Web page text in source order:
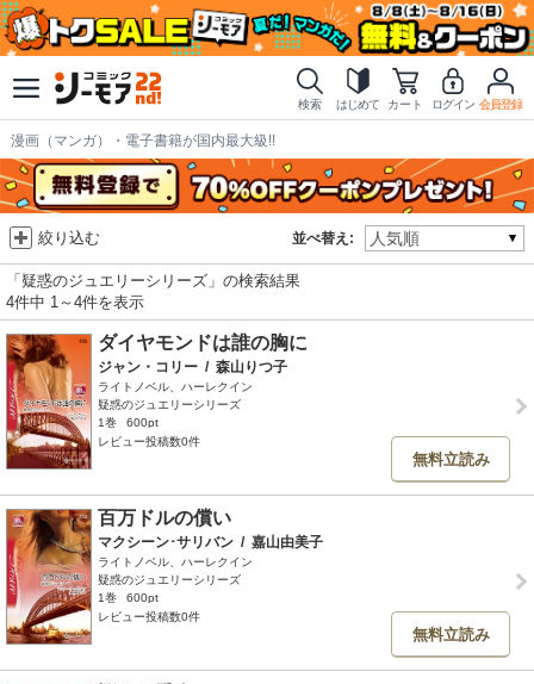
検索 はじめて カート ログイン 会員登録
漫画（マンガ）・電子書籍が国内最大級!!
並べ替え:
絞り込む
「疑惑のジュエリーシリーズ」の検索結果
4件中 1～4件を表示
ダイヤモンドは誰の胸に
ジャン・コリー / 森山りつ子
ライトノベル、ハーレクイン
疑惑のジュエリーシリーズ
1巻
600pt
レビュー投稿数0件
無料立読み
百万ドルの償い
マクシーン･サリバン / 嘉山由美子
ライトノベル、ハーレクイン
疑惑のジュエリーシリーズ
1巻
600pt
レビュー投稿数0件
無料立読み